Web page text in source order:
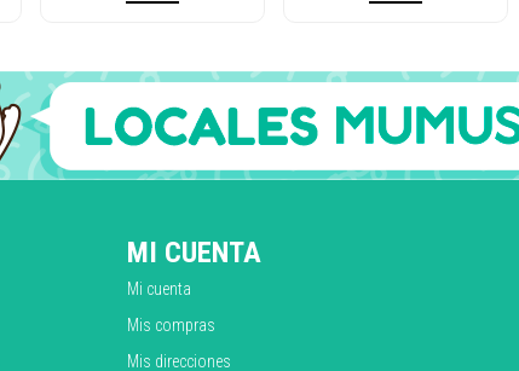
MI CUENTA
Mi cuenta
Mis compras
Mis direcciones